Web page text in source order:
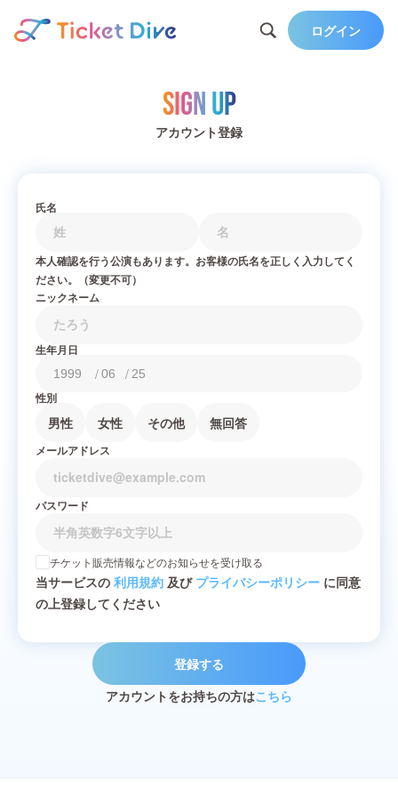
ログイン
Sign Up
アカウント登録
氏名
本人確認を行う公演もあります。お客様の氏名を正しく入力してく
ださい。（変更不可）
ニックネーム
生年月日
/ /
性別
男性 女性 その他 無回答
メールアドレス
パスワード
チケット販売情報などのお知らせを受け取る
当サービスの 利用規約 及び プライバシーポリシー に同意
の上登録してください
登録する
アカウントをお持ちの方はこちら